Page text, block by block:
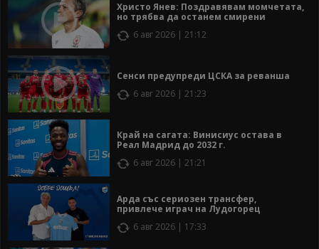
Христо Янев: Поздравявам момчетата,
но трябва да останем смирени
6 авг 2026 | 21:12
Сенси предупреди ЦСКА за реванша
6 авг 2026 | 21:23
Край на сагата: Винисиус остава в
Реал Мадрид до 2032 г.
6 авг 2026 | 21:21
Арда със сериозен трансфер,
привлече играч на Лудогорец
6 авг 2026 | 17:33